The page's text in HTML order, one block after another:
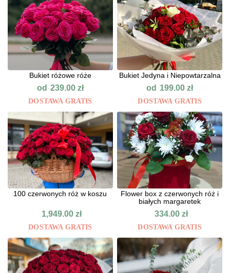
Bukiet różowe róże
od 239.00 zł
DOSTAWA GRATIS
Bukiet Jedyna i Niepowtarzalna
od 199.00zł
DOSTAWA GRATIS
100 czerwonych róż w koszu
1,949.00zł
DOSTAWA GRATIS
Flower box z czerwonych róż i
białych margaretek
334.00zł
DOSTAWA GRATIS